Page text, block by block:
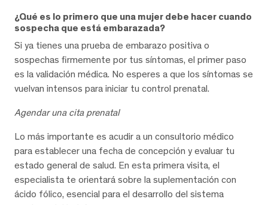
¿Qué es lo primero que una mujer debe hacer cuando
sospecha que está embarazada?
Si ya tienes una prueba de embarazo positiva o
sospechas firmemente por tus síntomas, el primer paso
es la validación médica. No esperes a que los síntomas se
vuelvan intensos para iniciar tu control prenatal.
Agendar una cita prenatal
Lo más importante es acudir a un consultorio médico
para establecer una fecha de concepción y evaluar tu
estado general de salud. En esta primera visita, el
especialista te orientará sobre la suplementación con
ácido fólico, esencial para el desarrollo del sistema